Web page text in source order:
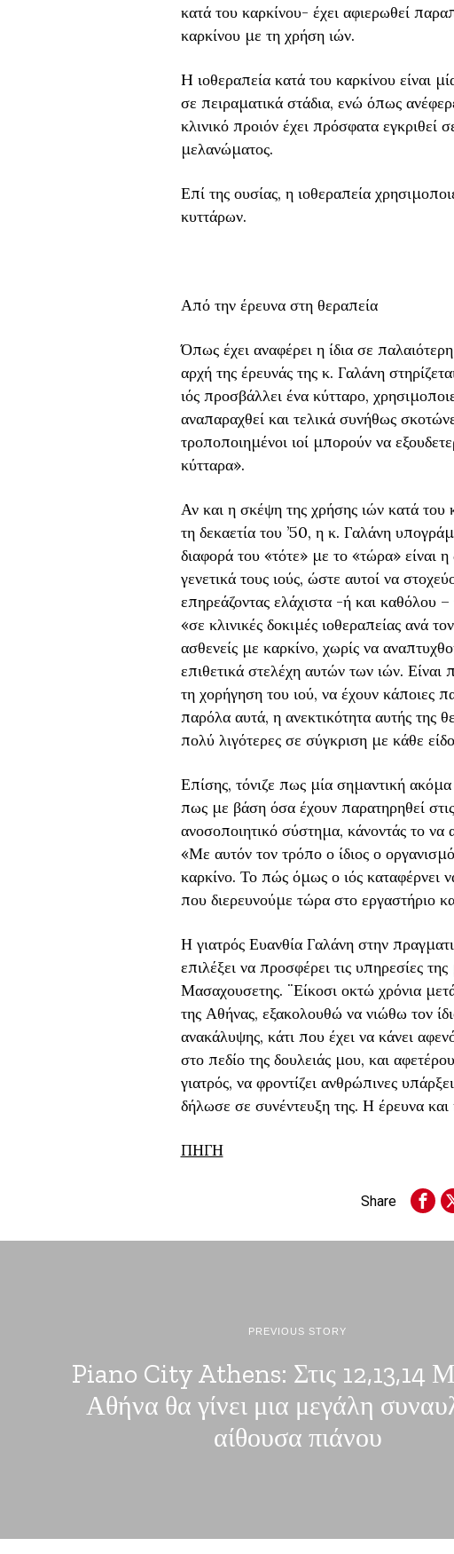
κατά του καρκίνου- έχει αφιερωθεί
καρκίνου με τη χρήση ιών.
H ιοθεραπεία κατά του καρκίνου είναι
σε πειραματικά στάδια, ενώ όπως
κλινικό προιόν έχει πρόσφατα
μελανώματος.
Επί της ουσίας, η ιοθεραπεία
κυττάρων.
Από την έρευνα στη θεραπεία
Όπως έχει αναφέρει η ίδια σε
αρχή της έρευνάς της κ. Γαλάνη
ιός προσβάλλει ένα κύτταρο,
αναπαραχθεί και τελικά συνήθως
τροποποιημένοι ιοί μπορούν να
κύτταρα».
Αν και η σκέψη της χρήσης ιών κατά του
τη δεκαετία του ’50, η κ. Γαλάνη
διαφορά του «τότε» με το «τώρα» είναι
γενετικά τους ιούς, ώστε αυτοί να
επηρεάζοντας ελάχιστα -ή και καθόλου –
«σε κλινικές δοκιμές ιοθεραπείας ανά
ασθενείς με καρκίνο, χωρίς να
επιθετικά στελέχη αυτών των ιών. Είναι
τη χορήγηση του ιού, να έχουν κάποιες
παρόλα αυτά, η ανεκτικότητα αυτής της
πολύ λιγότερες σε σύγκριση με κάθε
Επίσης, τόνιζε πως μία σημαντική ακόμα
πως με βάση όσα έχουν παρατηρηθεί
ανοσοποιητικό σύστημα, κάνοντάς το να
«Με αυτόν τον τρόπο ο ίδιος ο
καρκίνο. Το πώς όμως ο ιός καταφέρνει
που διερευνούμε τώρα στο εργαστήριο
Η γιατρός Ευανθία Γαλάνη στην
επιλέξει να προσφέρει τις υπηρεσίες
Μασαχουσετης. ¨Είκοσι οκτώ χρόνια
της Αθήνας, εξακολουθώ να νιώθω τον
ανακάλυψης, κάτι που έχει να κάνει
στο πεδίο της δουλειάς μου, και
γιατρός, να φροντίζει ανθρώπινες
δήλωσε σε συνέντευξη της. Η έρευνα
ΠΗΓΗ
Share
PREVIOUS STORY
Piano City Athens: Στις 12,13,14
Αθήνα θα γίνει μια μεγάλη
αίθουσα πιάνου